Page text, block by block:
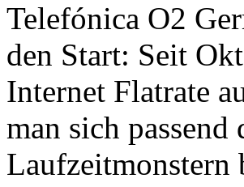
Telefónica O2
den Start: Seit
Internet Flatrate
man sich
Laufzeitmonstern